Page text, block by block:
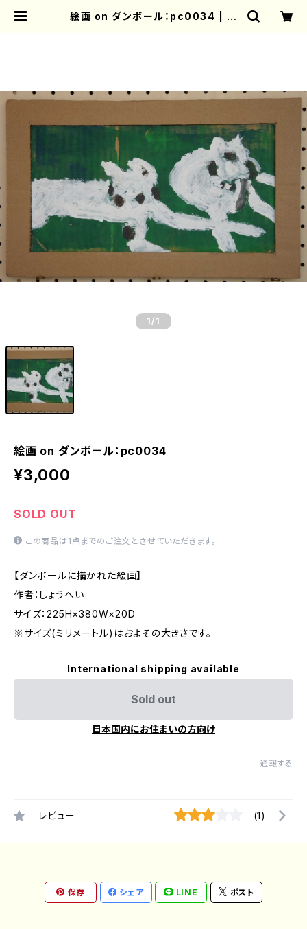
絵画 on ダンボール：pc0034 | ぷ
1 /1
絵画 on ダンボール：pc0034
¥3,000
SOLD OUT
この商品は1点までのご注文とさせていただきます。
【ダンボールに描かれた絵画】
作者：しょうへい
サイズ：225H×380W×20D
※サイズ(ミリメートル)はおよその大きさです。
International shipping available
Sold out
日本国内にお住まいの方向け
通報する
レビュー (1)
保存 シェア LINE ポスト